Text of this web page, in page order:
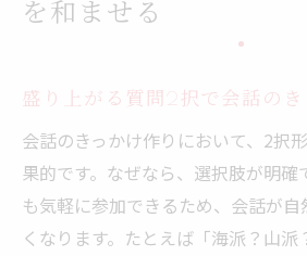
を和ませる
盛り上がる質問2択で会話のき
会話のきっかけ作りにおいて、2択
果的です。なぜなら、選択肢が明
も気軽に参加できるため、会話が
くなります。たとえば「海派？山派